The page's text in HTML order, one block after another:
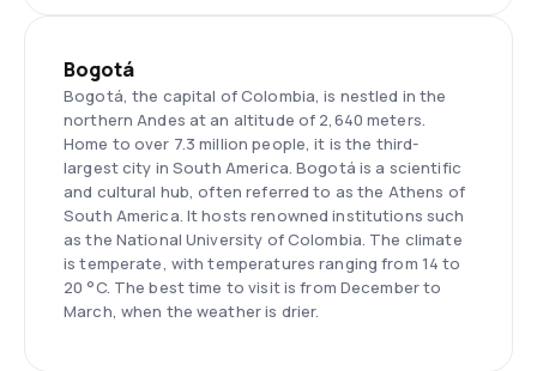
Bogotá
Bogotá, the capital of Colombia, is nestled in the
northern Andes at an altitude of 2,640 meters.
Home to over 7.3 million people, it is the third-
largest city in South America. Bogotá is a scientific
and cultural hub, often referred to as the Athens of
South America. It hosts renowned institutions such
as the National University of Colombia. The climate
is temperate, with temperatures ranging from 14 to
20 °C. The best time to visit is from December to
March, when the weather is drier.